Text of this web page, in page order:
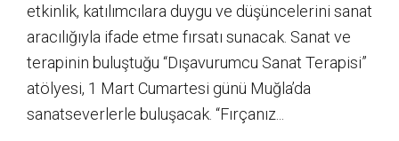
etkinlik, katılımcılara duygu ve düşüncelerini sanat
aracılığıyla ifade etme fırsatı sunacak. Sanat ve
terapinin buluştuğu “Dışavurumcu Sanat Terapisi”
atölyesi, 1 Mart Cumartesi günü Muğla’da
sanatseverlerle buluşacak. “Fırçanız...